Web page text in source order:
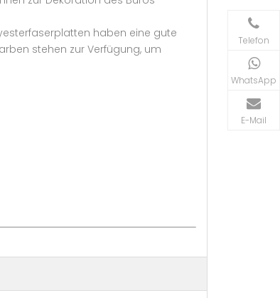
haben eine gute
stehen zur Verfügung, um
Telefon
WhatsApp
E-Mail